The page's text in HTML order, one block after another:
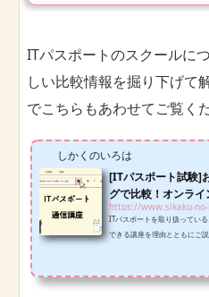
ITパスポートのスクールに
しい比較情報を掘り下げて
でこちらもあわせてご覧くだ
しかくのいろは
[ITパスポート試験]
グで比較！オンラ
ITパスポートを取り扱ってい
できる講座を理由とともにご